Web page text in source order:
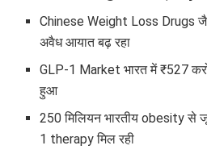
Chinese Weight Loss Drugs
अवैध आयात बढ़ रहा
GLP-1 Market भारत में ₹527
हुआ
250 मिलियन भारतीय obesity से
1 therapy मिल रही